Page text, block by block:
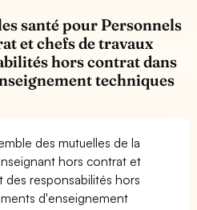
santé pour Personnels
et chefs de travaux
hors contrat dans
techniques
des mutuelles de la
hors contrat et
des responsabilités hors
d'enseignement